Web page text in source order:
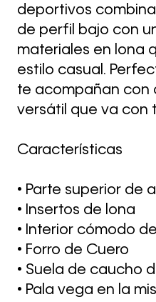
deportivos
de perfil bajo con
materiales en lona
estilo casual.
te acompañan con
versátil que va con
Características
• Parte superior de
• Insertos de lona
• Interior cómodo
• Forro de Cuero
• Suela de caucho
• Pala vega en la